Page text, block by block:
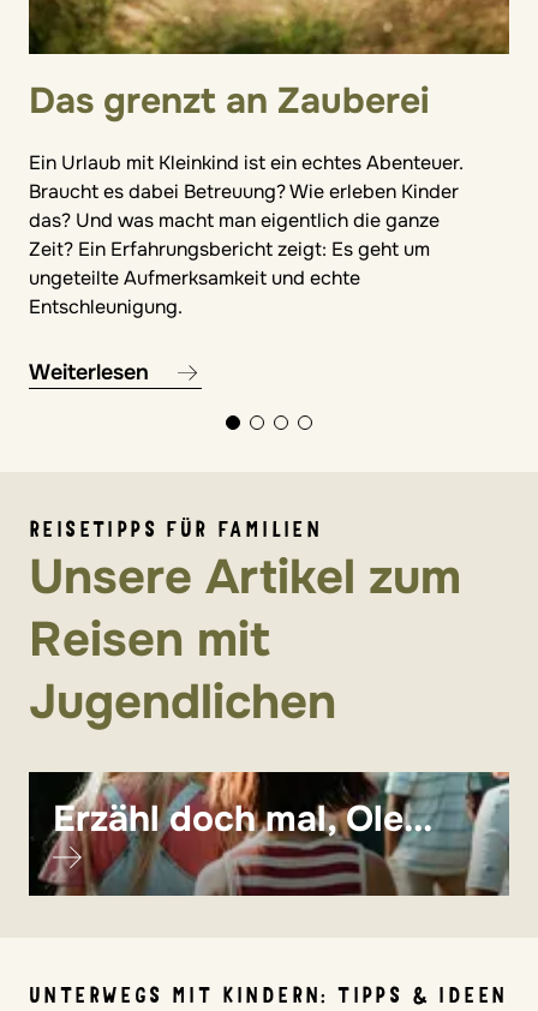
Das grenzt an Zauberei
Ein Urlaub mit Kleinkind ist ein echtes Abenteuer.
Braucht es dabei Betreuung? Wie erleben Kinder
das? Und was macht man eigentlich die ganze
Zeit? Ein Erfahrungsbericht zeigt: Es geht um
ungeteilte Aufmerksamkeit und echte
Entschleunigung.
Weiterlesen
REISETIPPS FÜR FAMILIEN
Unsere Artikel zum
Reisen mit
Jugendlichen
Erzähl doch mal, Ole...
UNTERWEGS MIT KINDERN: TIPPS & IDEEN